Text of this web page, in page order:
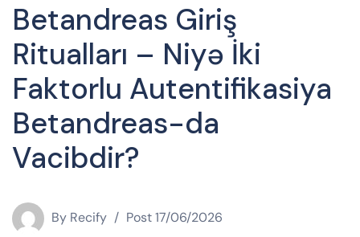
Betandreas Giriş
Ritualları – Niyə İki
Faktorlu Autentifikasiya
Betandreas-da
Vacibdir?
By Recify Post17/06/2026